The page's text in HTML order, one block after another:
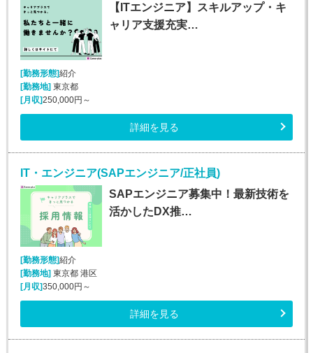
【ITエンジニア】スキルアップ・キ
ャリア支援充実…
[勤務形態]紹介
[勤務地]東京都
[月収]250,000円～
詳細を見る
IT・エンジニア(SAPエンジニア/正社員)
SAPエンジニア募集中！最新技術を
活かしたDX推…
[勤務形態]紹介
[勤務地] 東京都 港区
[月収]350,000円～
詳細を見る